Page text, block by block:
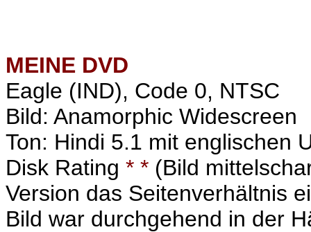
MEINE DVD
Eagle (IND), Code 0, NTSC
Bild: Anamorphic Widescreen
Ton: Hindi 5.1 mit englischen
Disk Rating * * (Bild
Version das Seitenverhältnis
Bild war durchgehend in der